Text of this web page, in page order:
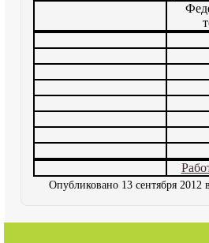
Опубликовано 13 сентября 2012